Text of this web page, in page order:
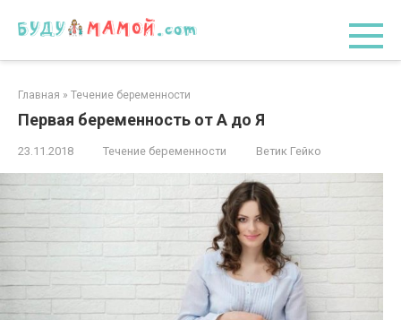
Главная » Течение беременности
Первая беременность от А до Я
23.11.2018 Течение беременности Ветик Гейко